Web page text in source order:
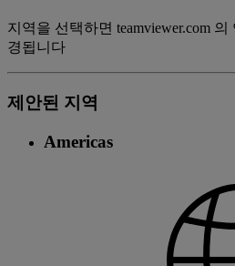
지역을 선택하면 teamviewer.com
경됩니다
제안된 지역
Americas